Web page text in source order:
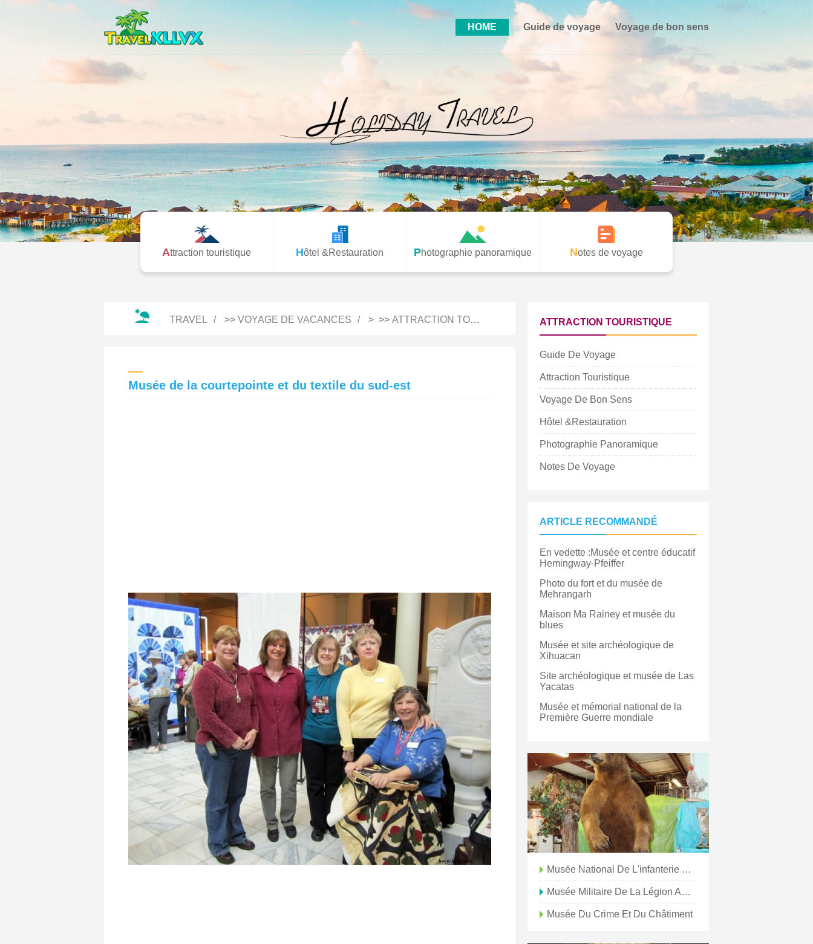
HOME Guide de voyage Voyage de bon sens
Attraction touristique Hôtel &Restauration Photographie panoramique Notes de voyage
TRAVEL >> VOYAGE DE VACANCES > >> ATTRACTION TOURISTIQUE
Musée de la courtepointe et du textile du sud-est
ATTRACTION TOURISTIQUE
Guide De Voyage
Attraction Touristique
Voyage De Bon Sens
Hôtel &Restauration
Photographie Panoramique
Notes De Voyage
ARTICLE RECOMMANDÉ
En vedette :Musée et centre éducatif
Hemingway-Pfeiffer
Photo du fort et du musée de
Mehrangarh
Maison Ma Rainey et musée du
blues
Musée et site archéologique de
Xihuacan
Site archéologique et musée de Las
Yacatas
Musée et mémorial national de la
Première Guerre mondiale
Musée National De L'infanterie Et Centre Du Soldat
Musée Militaire De La Légion Américaine Et Café Postal
Musée Du Crime Et Du Châtiment